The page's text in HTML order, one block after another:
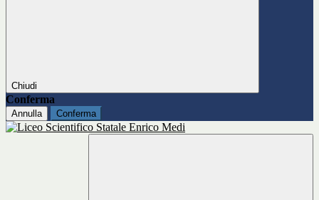
Chiudi
Conferma
Annulla Conferma